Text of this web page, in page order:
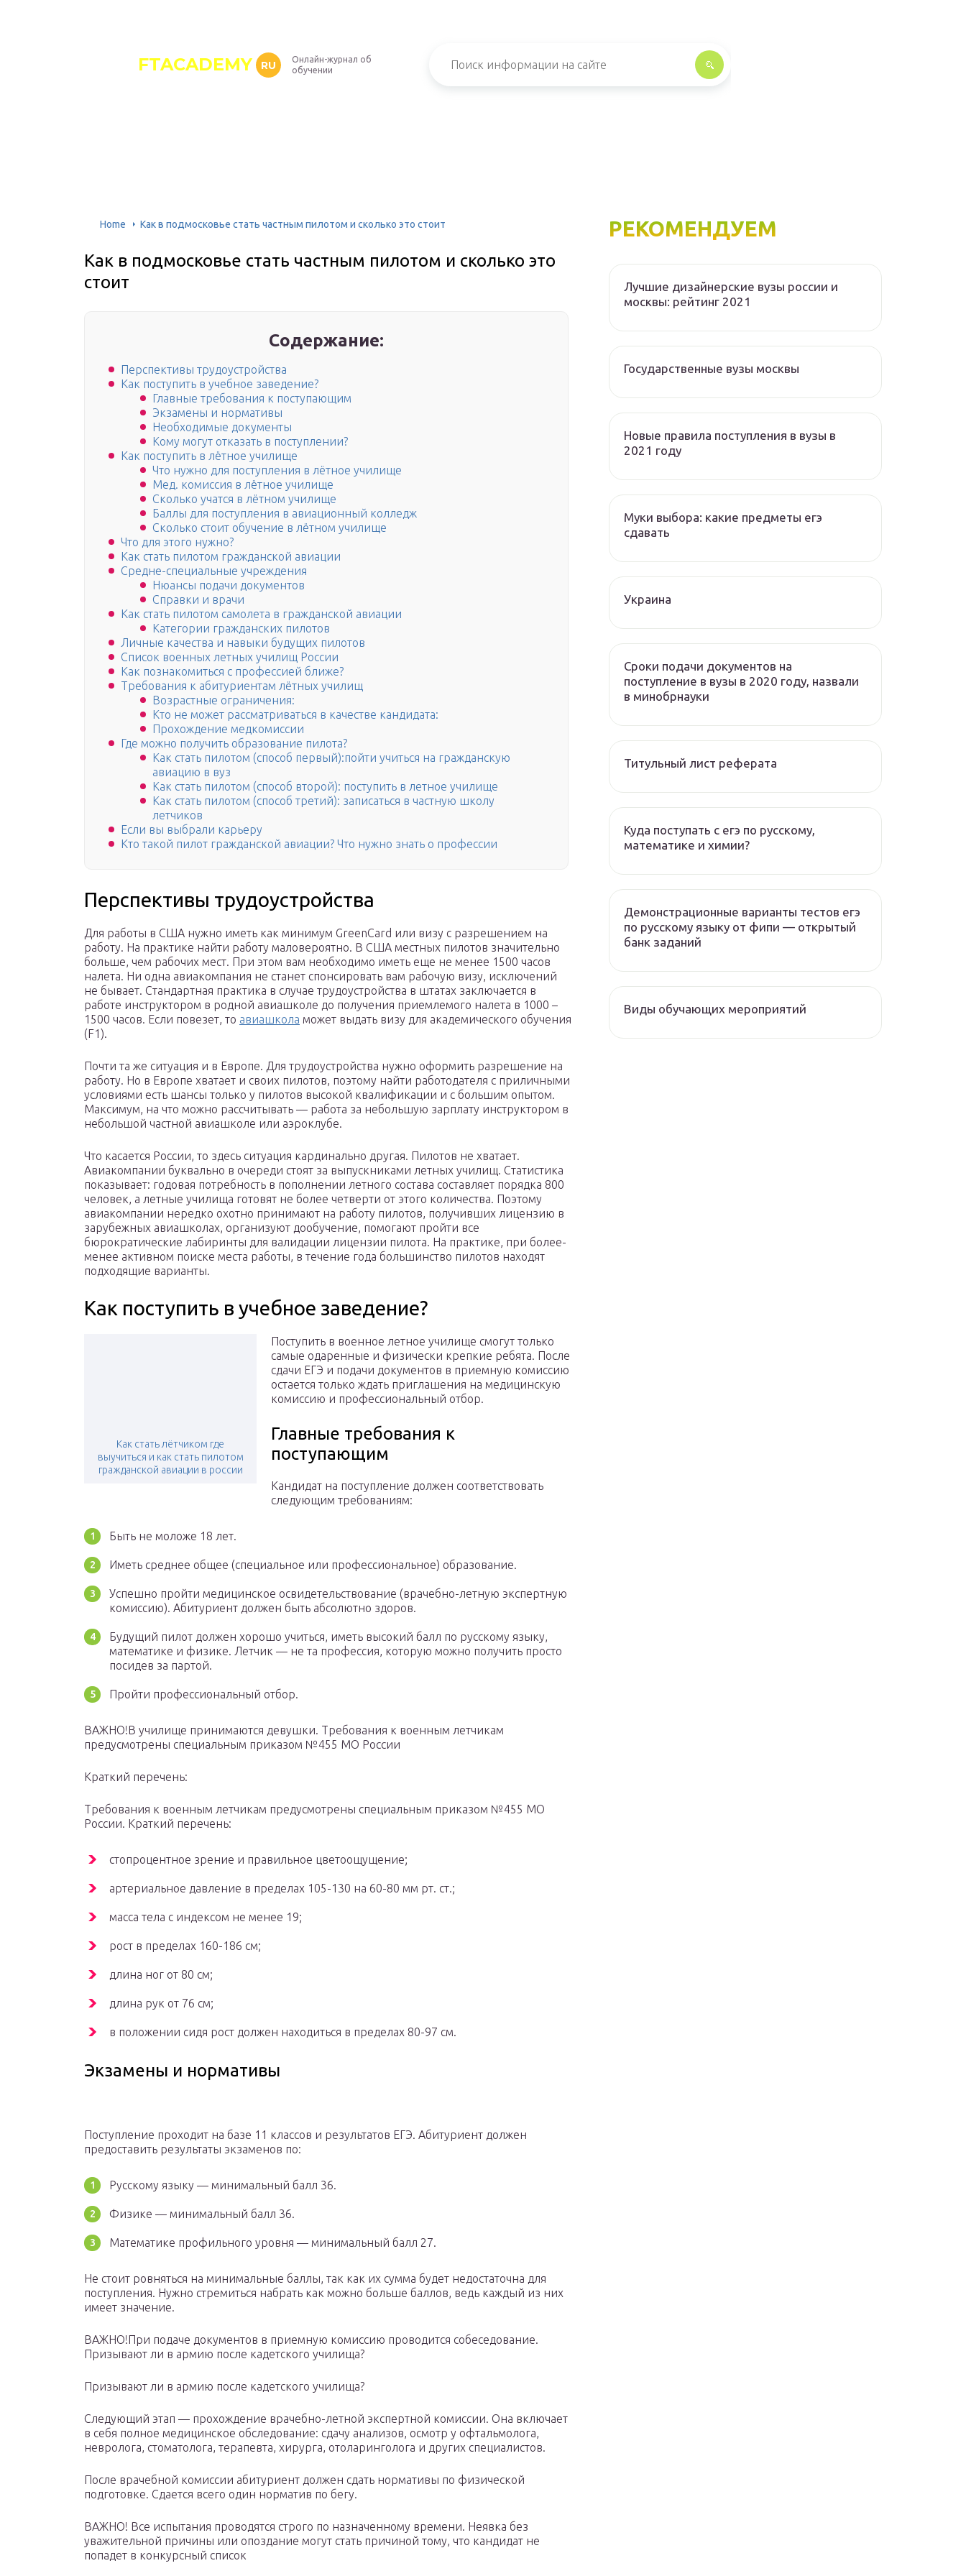
FTACADEMY RU
Онлайн-журнал об
обучении
Home Как в подмосковье стать частным пилотом и сколько это стоит
Как в подмосковье стать частным пилотом и сколько это
стоит
Содержание:
Перспективы трудоустройства
Как поступить в учебное заведение?
Главные требования к поступающим
Экзамены и нормативы
Необходимые документы
Кому могут отказать в поступлении?
Как поступить в лётное училище
Что нужно для поступления в лётное училище
Мед. комиссия в лётное училище
Сколько учатся в лётном училище
Баллы для поступления в авиационный колледж
Сколько стоит обучение в лётном училище
Что для этого нужно?
Как стать пилотом гражданской авиации
Средне-специальные учреждения
Нюансы подачи документов
Справки и врачи
Как стать пилотом самолета в гражданской авиации
Категории гражданских пилотов
Личные качества и навыки будущих пилотов
Список военных летных училищ России
Как познакомиться с профессией ближе?
Требования к абитуриентам лётных училищ
Возрастные ограничения:
Кто не может рассматриваться в качестве кандидата:
Прохождение медкомиссии
Где можно получить образование пилота?
Как стать пилотом (способ первый):пойти учиться на гражданскую
авиацию в вуз
Как стать пилотом (способ второй): поступить в летное училище
Как стать пилотом (способ третий): записаться в частную школу
летчиков
Если вы выбрали карьеру
Кто такой пилот гражданской авиации? Что нужно знать о профессии
Перспективы трудоустройства
Для работы в США нужно иметь как минимум GreenCard или визу с разрешением на
работу. На практике найти работу маловероятно. В США местных пилотов значительно
больше, чем рабочих мест. При этом вам необходимо иметь еще не менее 1500 часов
налета. Ни одна авиакомпания не станет спонсировать вам рабочую визу, исключений
не бывает. Стандартная практика в случае трудоустройства в штатах заключается в
работе инструктором в родной авиашколе до получения приемлемого налета в 1000 –
1500 часов. Если повезет, то авиашкола может выдать визу для академического обучения
(F1).
Почти та же ситуация и в Европе. Для трудоустройства нужно оформить разрешение на
работу. Но в Европе хватает и своих пилотов, поэтому найти работодателя с приличными
условиями есть шансы только у пилотов высокой квалификации и с большим опытом.
Максимум, на что можно рассчитывать — работа за небольшую зарплату инструктором в
небольшой частной авиашколе или аэроклубе.
Что касается России, то здесь ситуация кардинально другая. Пилотов не хватает.
Авиакомпании буквально в очереди стоят за выпускниками летных училищ. Статистика
показывает: годовая потребность в пополнении летного состава составляет порядка 800
человек, а летные училища готовят не более четверти от этого количества. Поэтому
авиакомпании нередко охотно принимают на работу пилотов, получивших лицензию в
зарубежных авиашколах, организуют дообучение, помогают пройти все
бюрократические лабиринты для валидации лицензии пилота. На практике, при более-
менее активном поиске места работы, в течение года большинство пилотов находят
подходящие варианты.
Как поступить в учебное заведение?
Как стать лётчиком где
выучиться и как стать пилотом
гражданской авиации в россии
Поступить в военное летное училище смогут только
самые одаренные и физически крепкие ребята. После
сдачи ЕГЭ и подачи документов в приемную комиссию
остается только ждать приглашения на медицинскую
комиссию и профессиональный отбор.
Главные требования к
поступающим
Кандидат на поступление должен соответствовать
следующим требованиям:
Быть не моложе 18 лет.
Иметь среднее общее (специальное или профессиональное) образование.
Успешно пройти медицинское освидетельствование (врачебно-летную экспертную
комиссию). Абитуриент должен быть абсолютно здоров.
Будущий пилот должен хорошо учиться, иметь высокий балл по русскому языку,
математике и физике. Летчик — не та профессия, которую можно получить просто
посидев за партой.
Пройти профессиональный отбор.
ВАЖНО!В училище принимаются девушки. Требования к военным летчикам
предусмотрены специальным приказом №455 МО России
Краткий перечень:
Требования к военным летчикам предусмотрены специальным приказом №455 МО
России. Краткий перечень:
стопроцентное зрение и правильное цветоощущение;
артериальное давление в пределах 105-130 на 60-80 мм рт. ст.;
масса тела с индексом не менее 19;
рост в пределах 160-186 см;
длина ног от 80 см;
длина рук от 76 см;
в положении сидя рост должен находиться в пределах 80-97 см.
Экзамены и нормативы
Поступление проходит на базе 11 классов и результатов ЕГЭ. Абитуриент должен
предоставить результаты экзаменов по:
Русскому языку — минимальный балл 36.
Физике — минимальный балл 36.
Математике профильного уровня — минимальный балл 27.
Не стоит ровняться на минимальные баллы, так как их сумма будет недостаточна для
поступления. Нужно стремиться набрать как можно больше баллов, ведь каждый из них
имеет значение.
ВАЖНО!При подаче документов в приемную комиссию проводится собеседование.
Призывают ли в армию после кадетского училища?
Призывают ли в армию после кадетского училища?
Следующий этап — прохождение врачебно-летной экспертной комиссии. Она включает
в себя полное медицинское обследование: сдачу анализов, осмотр у офтальмолога,
невролога, стоматолога, терапевта, хирурга, отоларинголога и других специалистов.
После врачебной комиссии абитуриент должен сдать нормативы по физической
подготовке. Сдается всего один норматив по бегу.
ВАЖНО! Все испытания проводятся строго по назначенному времени. Неявка без
уважительной причины или опоздание могут стать причиной тому, что кандидат не
попадет в конкурсный список
РЕКОМЕНДУЕМ
Лучшие дизайнерские вузы россии и
москвы: рейтинг 2021
Государственные вузы москвы
Новые правила поступления в вузы в
2021 году
Муки выбора: какие предметы егэ
сдавать
Украина
Сроки подачи документов на
поступление в вузы в 2020 году, назвали
в минобрнауки
Титульный лист реферата
Куда поступать с егэ по русскому,
математике и химии?
Демонстрационные варианты тестов егэ
по русскому языку от фипи — открытый
банк заданий
Виды обучающих мероприятий